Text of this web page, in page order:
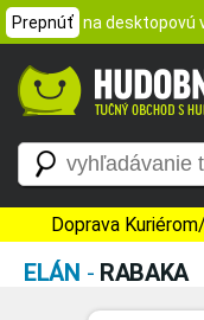
Prepnúť na desktopovú
Doprava
ELÁN - RABAKA